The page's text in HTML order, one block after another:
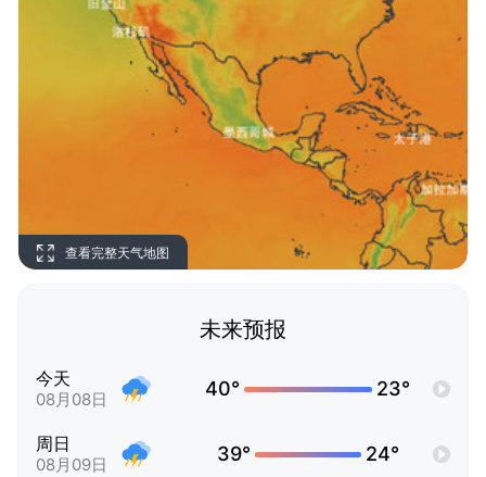
查看完整天气地图
未来预报
今天
08月08日 40° 23°
周日
08月09日 39° 24°